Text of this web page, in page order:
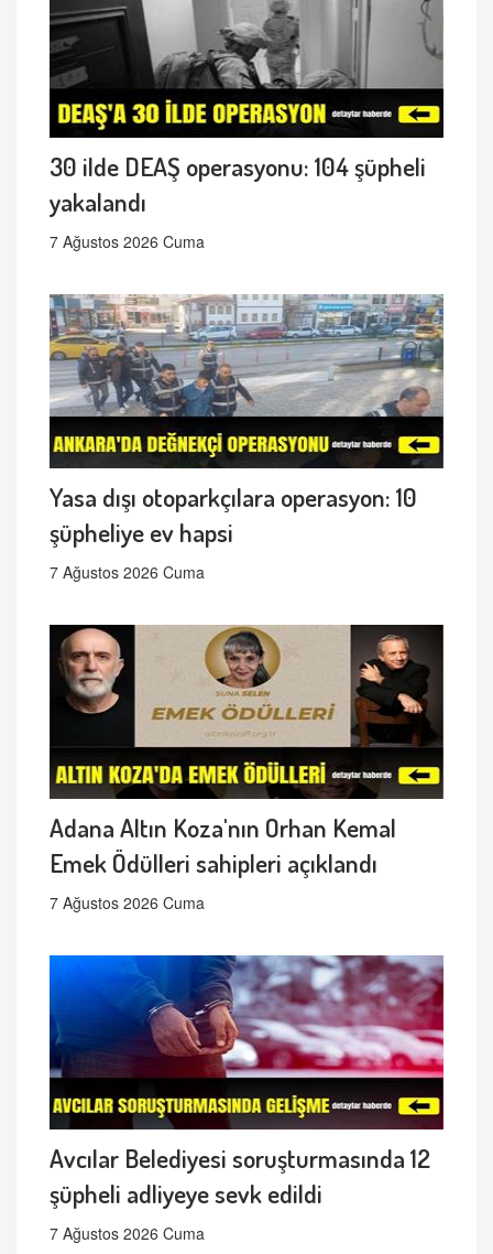
30 ilde DEAŞ operasyonu: 104 şüpheli
yakalandı
7 Ağustos 2026 Cuma
Yasa dışı otoparkçılara operasyon: 10
şüpheliye ev hapsi
7 Ağustos 2026 Cuma
Adana Altın Koza'nın Orhan Kemal
Emek Ödülleri sahipleri açıklandı
7 Ağustos 2026 Cuma
Avcılar Belediyesi soruşturmasında 12
şüpheli adliyeye sevk edildi
7 Ağustos 2026 Cuma